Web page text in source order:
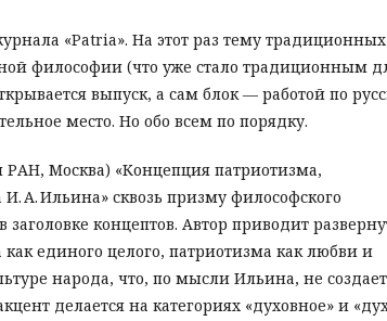
«Patria». На этот раз тему традиционных
философии (что уже стало традиционным
выпуск, а сам блок — работой по
место. Но обо всем по порядку.
Мос­к­­ва) «Концепция патриотизма,
А. Ильина» сквозь призму философского
концептов. Автор приводит
единого целого, патриотизма как любви и
народа, что, по мысли Ильина, не создает
делается на категориях «духовное» и